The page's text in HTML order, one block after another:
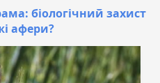
біологічний захист
афери?